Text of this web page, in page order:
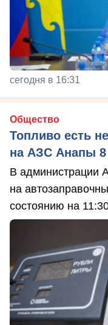
сегодня в 16:31
Общество
Топливо есть
на АЗС Анапы 8
В администрации
на
состоянию на